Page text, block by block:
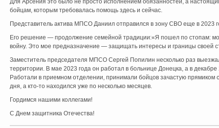
Для Арсения это было не просто исполнением обязанностей, а
бойцам, которым требовалась помощь здесь и сейчас.
Представитель актива МПСО Даниил отправился в зону СВО еще в 2023
Его решение — продолжение семейной традиции:«Я пошел по стопам:
войну. Это мое предназначение — защищать интересы и границы своей
Заместитель председателя МПСО Сергей Попилин несколько раз
территории. В мае 2023 года он работал в больнице Донецка, а в
Работали в приемном отделении, принимали бойцов зачастую прямиком
дня, а кто-то находился уже по несколько месяцев.
Гордимся нашими коллегами!
С Днем защитника Отечества!